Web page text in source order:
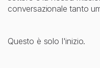
conversazionale tanto
Questo è solo l'inizio.